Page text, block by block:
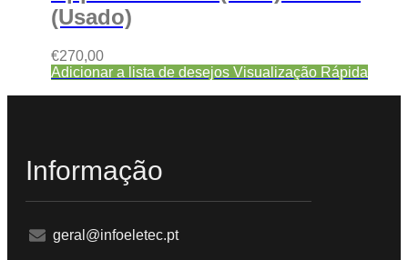
(Usado)
€270,00
Adicionar a lista de desejos Visualização Rápida
Informação
geral@infoeletec.pt